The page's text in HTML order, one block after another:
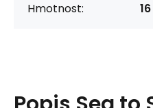
Hmotnost: